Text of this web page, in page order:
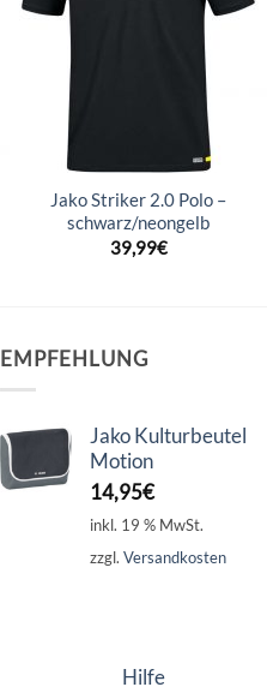
Jako Striker 2.0 Polo –
schwarz/neongelb
39,99€
EMPFEHLUNG
Jako Kulturbeutel
Motion
14,95€
inkl. 19 % MwSt.
zzgl. Versandkosten
Hilfe